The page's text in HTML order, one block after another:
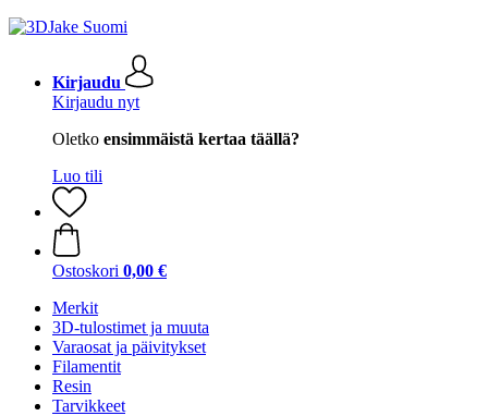
Kirjaudu
Kirjaudu nyt
Oletko ensimmäistä kertaa täällä?
Luo tili
Ostoskori 0,00 €
Merkit
3D-tulostimet ja muuta
Varaosat ja päivitykset
Filamentit
Resin
Tarvikkeet